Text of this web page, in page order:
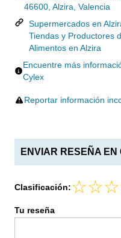
46600, Alzira, Valencia
Supermercados en
Tiendas y Productores
Alimentos en Alzira
Encuentre más
Cylex
Reportar información
ENVIAR RESEÑA EN
Clasificación:
Tu reseña